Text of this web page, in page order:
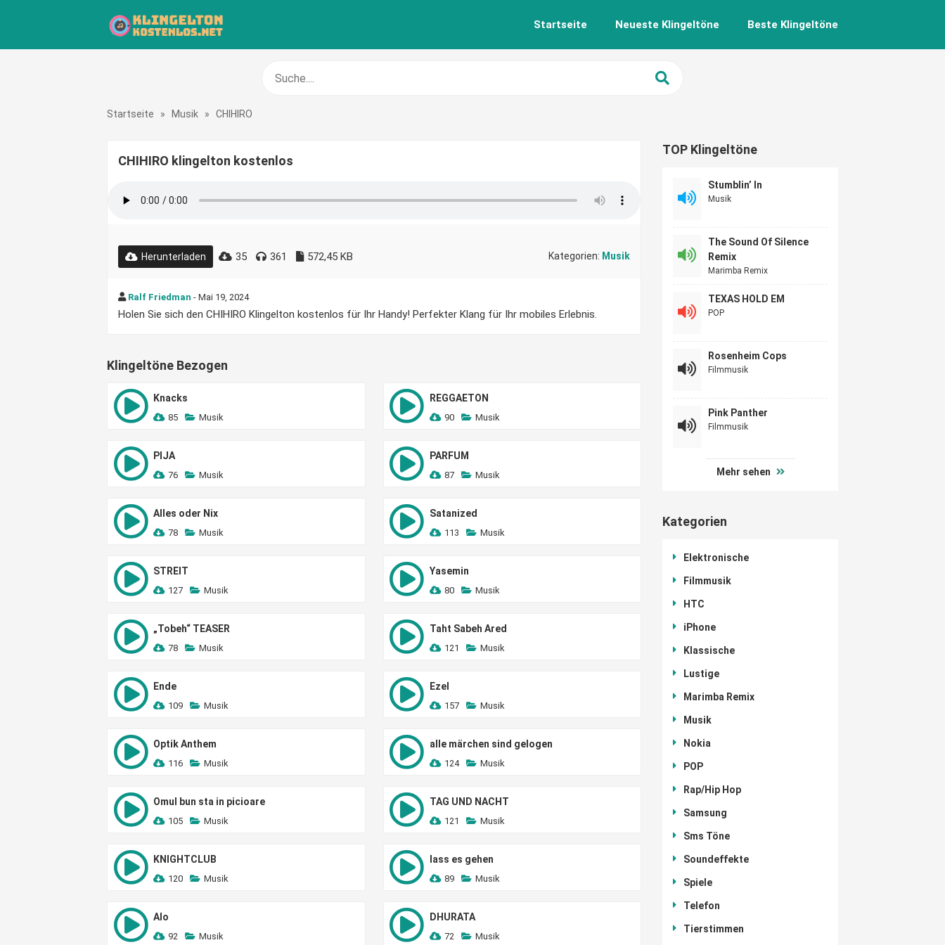
Startseite Neueste Klingeltöne Beste Klingeltöne
Startseite » Musik » CHIHIRO
CHIHIRO klingelton kostenlos
Herunterladen 35 361 572,45 KB Kategorien: Musik
Ralf Friedman - Mai 19, 2024
Holen Sie sich den CHIHIRO Klingelton kostenlos für Ihr Handy! Perfekter Klang für Ihr mobiles Erlebnis.
Klingeltöne Bezogen
Knacks
85 Musik
REGGAETON
90 Musik
PIJA
76 Musik
PARFUM
87 Musik
Alles oder Nix
78 Musik
Satanized
113 Musik
STREIT
127 Musik
Yasemin
80 Musik
„Tobeh“ TEASER
78 Musik
Taht Sabeh Ared
121 Musik
Ende
109 Musik
Ezel
157 Musik
Optik Anthem
116 Musik
alle märchen sind gelogen
124 Musik
Omul bun sta in picioare
105 Musik
TAG UND NACHT
121 Musik
KNIGHTCLUB
120 Musik
lass es gehen
89 Musik
Alo
92 Musik
DHURATA
72 Musik
TOP Klingeltöne
Stumblin’ In
Musik
The Sound Of Silence
Remix
Marimba Remix
TEXAS HOLD EM
POP
Rosenheim Cops
Filmmusik
Pink Panther
Filmmusik
Mehr sehen
Kategorien
Elektronische
Filmmusik
HTC
iPhone
Klassische
Lustige
Marimba Remix
Musik
Nokia
POP
Rap/Hip Hop
Samsung
Sms Töne
Soundeffekte
Spiele
Telefon
Tierstimmen